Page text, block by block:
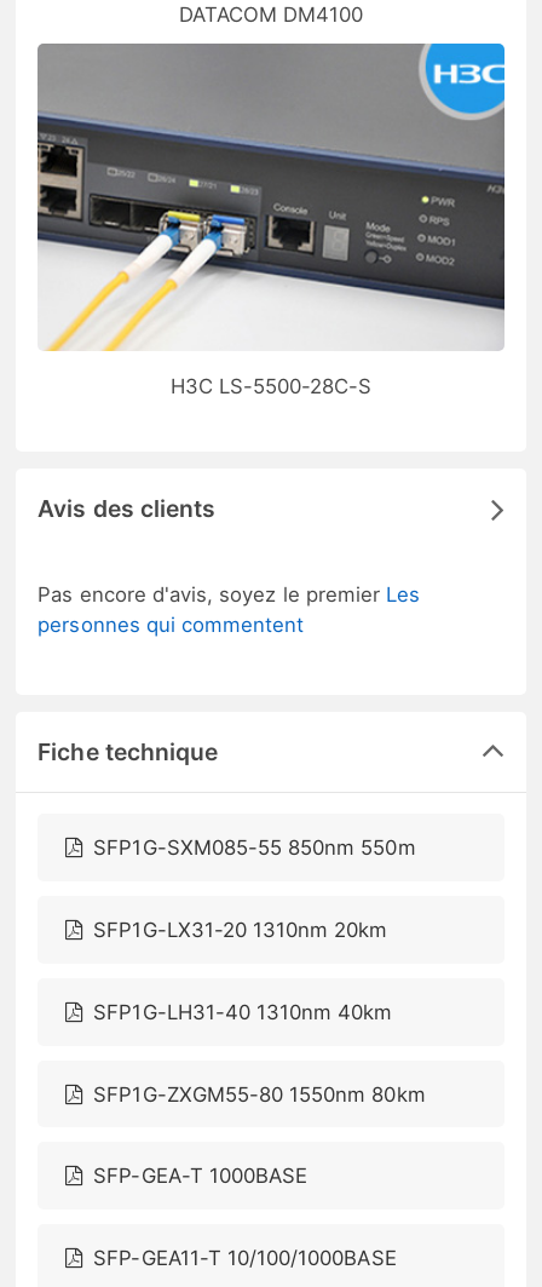
DATACOM DM4100
H3C LS-5500-28C-S
Avis des clients
Pas encore d'avis, soyez le premier Les
personnes qui commentent
Fiche technique
SFP1G-SXM085-55 850nm 550m
SFP1G-LX31-20 1310nm 20km
SFP1G-LH31-40 1310nm 40km
SFP1G-ZXGM55-80 1550nm 80km
SFP-GEA-T 1000BASE
SFP-GEA11-T 10/100/1000BASE